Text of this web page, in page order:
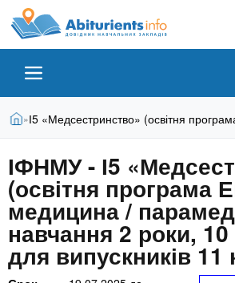
A
b
i
t
u
r
о
в
д
н
Н
а
в
ч
Абітурієнту
ЗВО (ВНЗ)
Коледжі
Курси
В
у
т
Головна
»І5 «Медсестринство» (освітня
ІФНМУ - І5
(освітня програма
медицина /
навчання 2 роки, 10
для випускників 11